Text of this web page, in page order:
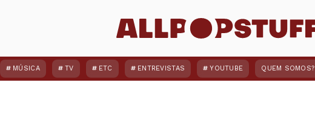
MÚSICA TV ETC ENTREVISTAS YOUTUBE QUEM SOMOS?